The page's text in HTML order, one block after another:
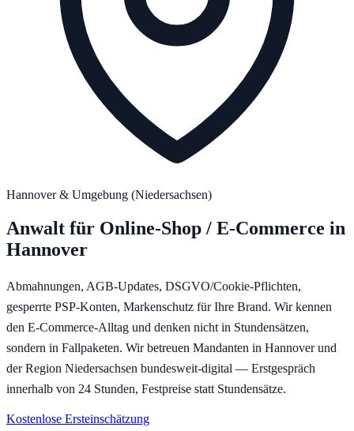
Hannover& Umgebung (Niedersachsen)
Anwalt für Online-Shop / E-Commerce in
Hannover
Abmahnungen, AGB-Updates, DSGVO/Cookie-Pflichten,
gesperrte PSP-Konten, Markenschutz für Ihre Brand. Wir kennen
den E-Commerce-Alltag und denken nicht in Stundensätzen,
sondern in Fallpaketen. Wir betreuen Mandanten in Hannoverund
der Region Niedersachsen bundesweit-digital — Erstgespräch
innerhalb von 24 Stunden, Festpreise statt Stundensätze.
Kostenlose Ersteinschätzung